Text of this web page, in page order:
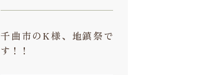
千曲市のK様、地鎮祭で
す！！